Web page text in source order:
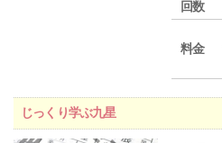
回数
料金
じっくり学ぶ九星